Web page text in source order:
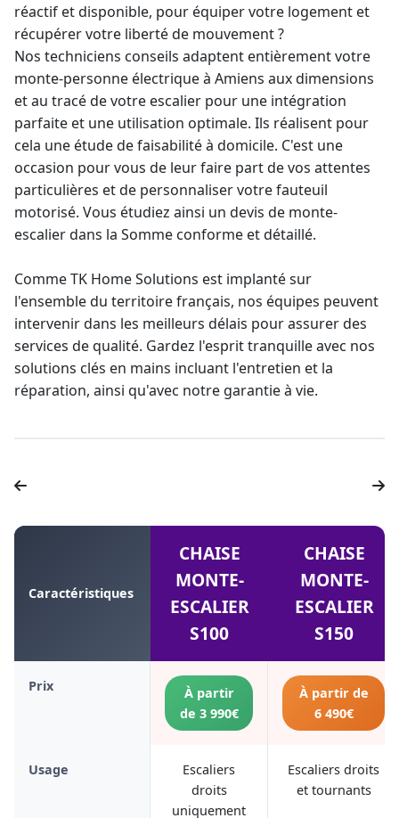
réactif et disponible, pour équiper votre logement et
récupérer votre liberté de mouvement ?
Nos techniciens conseils adaptent entièrement votre
monte-personne électriqueà Amiens aux dimensions
et au tracé de votre escalier pour une intégration
parfaite et une utilisation optimale. Ils réalisent pour
cela une étude de faisabilité à domicile. C'est une
occasion pour vous de leur faire part de vos attentes
particulières et de personnaliser votre fauteuil
motorisé. Vous étudiez ainsi un devis de monte-
escalierdans la Somme conforme et détaillé.
Comme TK Home Solutions est implanté sur
l'ensemble du territoire français, nos équipes peuvent
intervenir dans les meilleurs délais pour assurer des
services de qualité. Gardez l'esprit tranquille avec nos
solutions clés en mains incluant l'entretien et la
réparation, ainsi qu'avec notre garantie à vie.
Caractéristiques
CHAISE
MONTE-
ESCALIER
S100
CHAISE
MONTE-
ESCALIER
S150
Prix
À partir
de 3 990€
À partir de
6 490€
Usage
Escaliers
droits
uniquement
Escaliers droits
et tournants